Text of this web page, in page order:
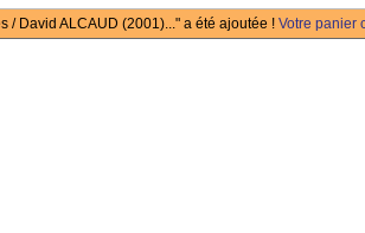
/ David ALCAUD (2001)..." a été ajoutée ! Votre panier